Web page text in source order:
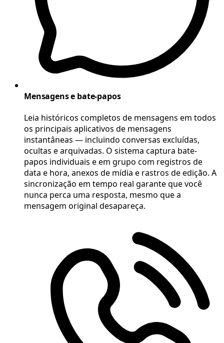
Mensagens e bate-papos
Leia históricos completos de mensagens em todos
os principais aplicativos de mensagens
instantâneas — incluindo conversas excluídas,
ocultas e arquivadas. O sistema captura bate-
papos individuais e em grupo com registros de
data e hora, anexos de mídia e rastros de edição. A
sincronização em tempo real garante que você
nunca perca uma resposta, mesmo que a
mensagem original desapareça.